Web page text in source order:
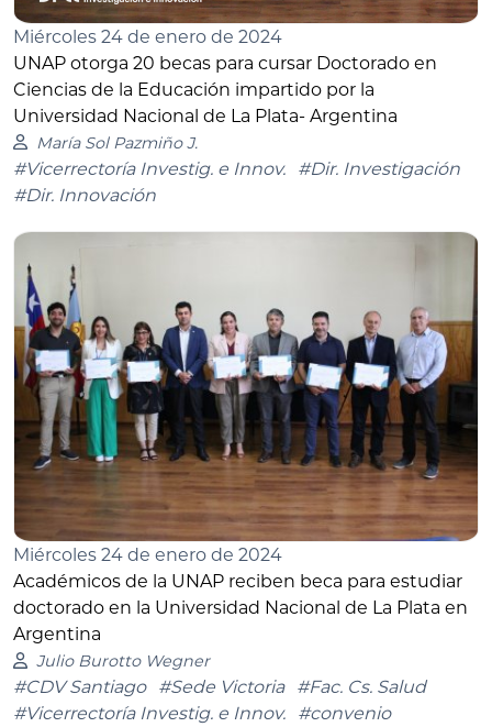
Miércoles 24 de enero de 2024
UNAP otorga 20 becas para cursar Doctorado en
Ciencias de la Educación impartido por la
Universidad Nacional de La Plata- Argentina
María Sol Pazmiño J.
#Vicerrectoría Investig. e Innov.
#Dir. Investigación
#Dir. Innovación
Miércoles 24 de enero de 2024
Académicos de la UNAP reciben beca para estudiar
doctorado en la Universidad Nacional de La Plata en
Argentina
Julio Burotto Wegner
#CDV Santiago #Sede Victoria
#Fac. Cs. Salud
#Vicerrectoría Investig. e Innov.
#convenio